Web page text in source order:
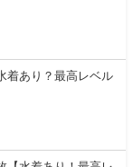
着あり？最高レベル